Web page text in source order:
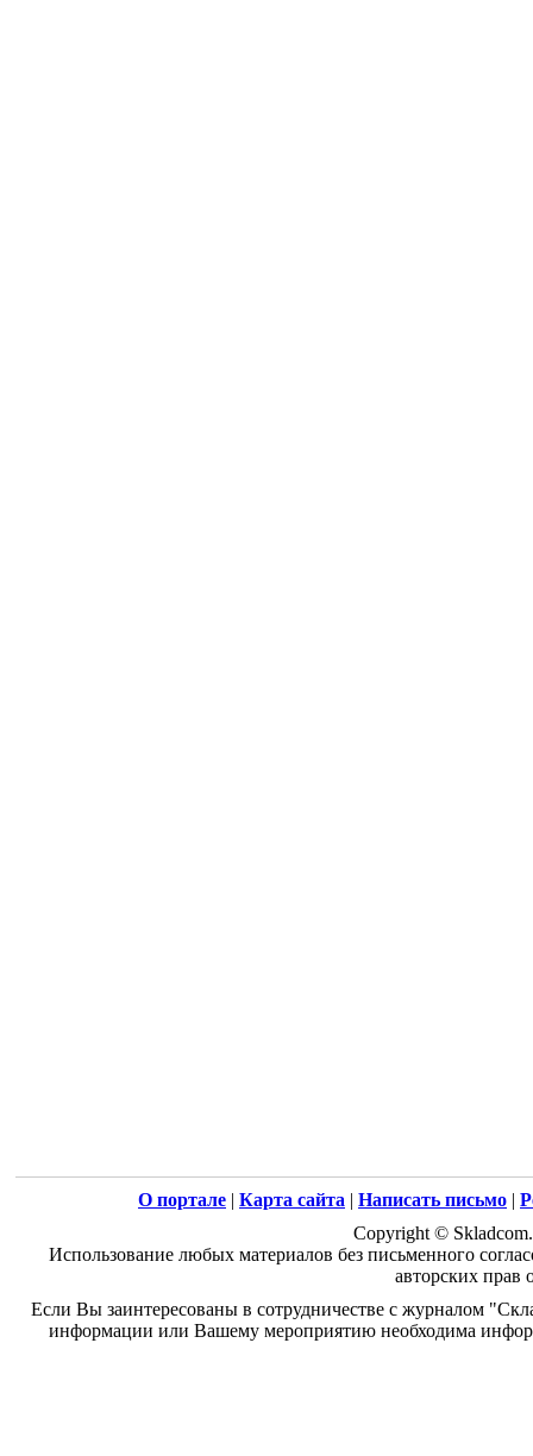
О портале | Карта сайта | Написать письмо |
Copyright ©
Использование любых материалов без письменного
авторских прав
Если Вы заинтересованы в сотрудничестве с журналом
информации или Вашему мероприятию необходима